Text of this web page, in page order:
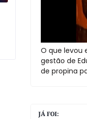
O que levou
gestão de
de propina
JÁ FOI: